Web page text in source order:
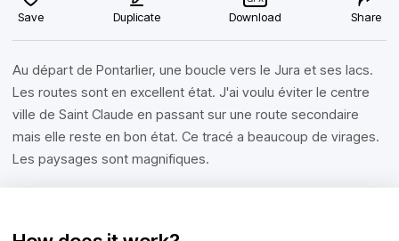
Save Duplicate Download Share
Au départ de Pontarlier, une boucle vers le Jura et ses lacs.
Les routes sont en excellent état. J'ai voulu éviter le centre
ville de Saint Claude en passant sur une route secondaire
mais elle reste en bon état. Ce tracé a beaucoup de virages.
Les paysages sont magnifiques.